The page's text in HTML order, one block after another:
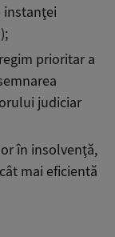
instanţei
prioritar a
judiciar
în insolvenţă,
mai eficientă